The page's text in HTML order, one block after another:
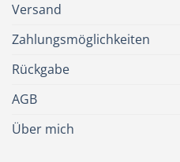
Versand
Zahlungsmöglichkeiten
Rückgabe
AGB
Über mich